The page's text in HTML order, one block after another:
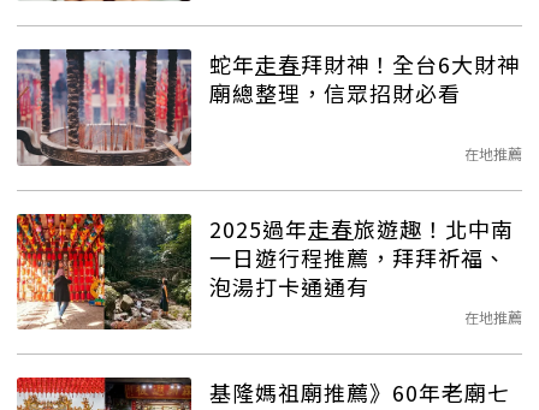
蛇年走春拜財神！全台6大財神
廟總整理，信眾招財必看
在地推薦
2025過年走春旅遊趣！北中南
一日遊行程推薦，拜拜祈福、
泡湯打卡通通有
在地推薦
基隆媽祖廟推薦》60年老廟七